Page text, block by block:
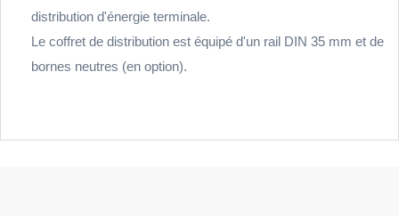
distribution d'énergie terminale.
Le coffret de distribution est équipé d'un rail DIN 35 mm et de
bornes neutres (en option).